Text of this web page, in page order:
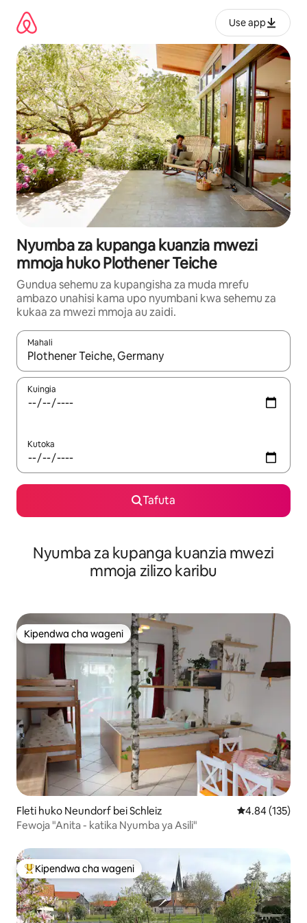
kwenda
kwenye
maudhui
Use app
Nyumba za kupanga kuanzia mwezi
mmoja huko Plothener Teiche
Gundua sehemu za kupangisha za muda mrefu
ambazo unahisi kama upo nyumbani kwa sehemu za
kukaa za mwezi mmoja au zaidi.
Mahali
Wakati matokeo yanapatikana, vinjari kwa kutumia vitufe vya
Kuingia
Kutoka
Tafuta
Nyumba za kupanga kuanzia mwezi
mmoja zilizo karibu
Kipendwa cha wageni
Kipendwa cha wageni
Fleti huko Neundorf bei Schleiz Ukadiriaji wa
4.84 (135)
Fewoja "Anita - katika Nyumba ya Asili"
Kipendwa maarufu cha wageni
Kipendwa cha wageni